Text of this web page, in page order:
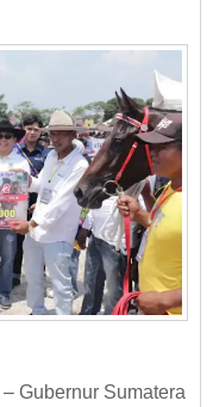
– Gubernur Sumatera